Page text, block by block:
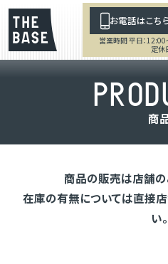
お電話はこち
営業時間 平日：
定休
PROD
商
商品の販売は店舗の
在庫の有無については直接
い。